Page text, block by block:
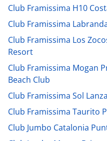
Club Framissima H10
Club Framissima
Club Framissima Los
Resort
Club Framissima Mogan
Beach Club
Club Framissima Sol
Club Framissima Taurito
Club Jumbo Catalonia